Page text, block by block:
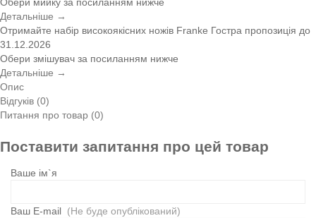
Детальніше →
Отримайте набір високоякісних ножів Franke Гостра пропозиція до
31.12.2026
Обери змішувач за посиланням нижче
Детальніше →
Опис
Відгуків (0)
Питання про товар (0)
Поставити запитання про цей товар
Ваше ім`я
Ваш E-mail (Не буде опублікований)